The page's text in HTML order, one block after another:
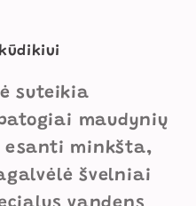
suteikia
maudynių
esanti minkšta,
švelniai